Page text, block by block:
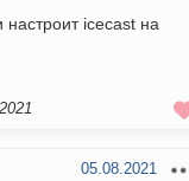
настроит icecast на
05.08.2021